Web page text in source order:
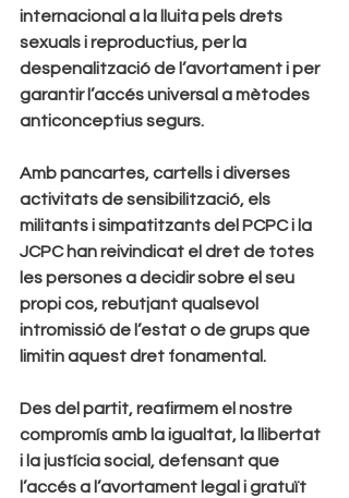
internacional a la lluita pels drets
sexuals i reproductius, per la
despenalització de l’avortament i per
garantir l’accés universal a mètodes
anticonceptius segurs.
Amb pancartes, cartells i diverses
activitats de sensibilització, els
militants i simpatitzants del PCPC i la
JCPC han reivindicat el dret de totes
les persones a decidir sobre el seu
propi cos, rebutjant qualsevol
intromissió de l’estat o de grups que
limitin aquest dret fonamental.
Des del partit, reafirmem el nostre
compromís amb la igualtat, la llibertat
i la justícia social, defensant que
l’accés a l’avortament legal i gratuït